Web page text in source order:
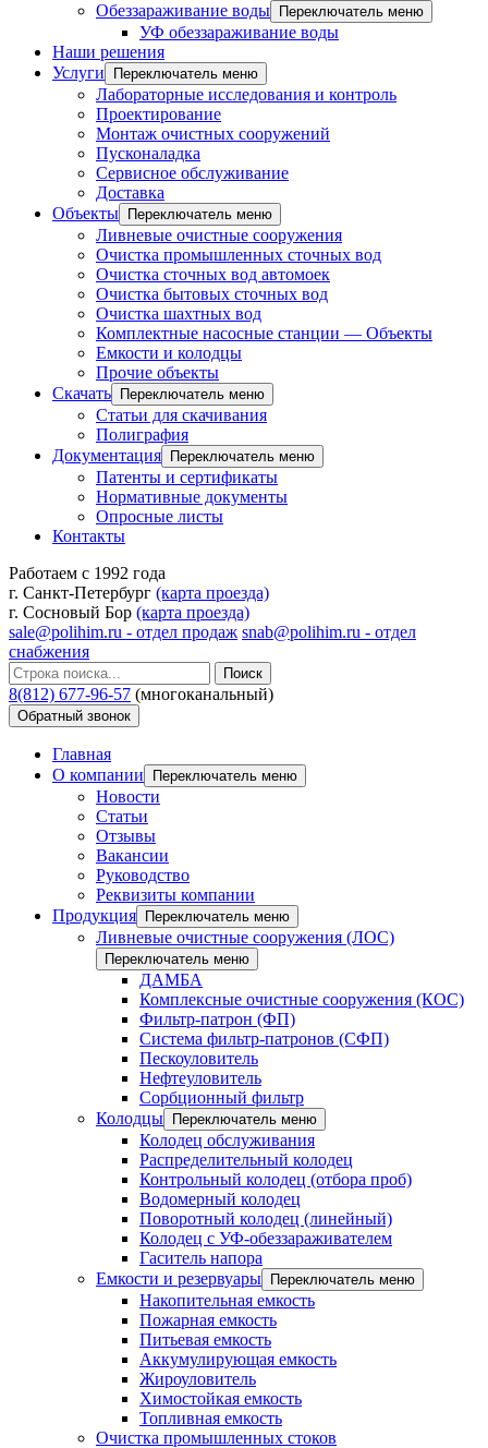
Обеззараживание воды
Переключатель меню
УФ обеззараживание воды
Наши решения
Услуги
Переключатель меню
Лабораторные исследования и контроль
Проектирование
Монтаж очистных сооружений
Пусконаладка
Сервисное обслуживание
Доставка
Объекты
Переключатель меню
Ливневые очистные сооружения
Очистка промышленных сточных вод
Очистка сточных вод автомоек
Очистка бытовых сточных вод
Очистка шахтных вод
Комплектные насосные станции — Объекты
Емкости и колодцы
Прочие объекты
Скачать
Переключатель меню
Статьи для скачивания
Полиграфия
Документация
Переключатель меню
Патенты и сертификаты
Нормативные документы
Опросные листы
Контакты
Работаем с 1992 года
г. Санкт-Петербург (карта проезда)
г. Сосновый Бор (карта проезда)
sale@polihim.ru - отдел продаж snab@polihim.ru - отдел
снабжения
Поиск
8(812) 677-96-57 (многоканальный)
Обратный звонок
Главная
О компании
Переключатель меню
Новости
Статьи
Отзывы
Вакансии
Руководство
Реквизиты компании
Продукция
Переключатель меню
Ливневые очистные сооружения (ЛОС)
Переключатель меню
ДАМБА
Комплексные очистные сооружения (КОС)
Фильтр-патрон (ФП)
Система фильтр-патронов (СФП)
Пескоуловитель
Нефтеуловитель
Сорбционный фильтр
Колодцы
Переключатель меню
Колодец обслуживания
Распределительный колодец
Контрольный колодец (отбора проб)
Водомерный колодец
Поворотный колодец (линейный)
Колодец с УФ-обеззараживателем
Гаситель напора
Емкости и резервуары
Переключатель меню
Накопительная емкость
Пожарная емкость
Питьевая емкость
Аккумулирующая емкость
Жироуловитель
Химостойкая емкость
Топливная емкость
Очистка промышленных стоков